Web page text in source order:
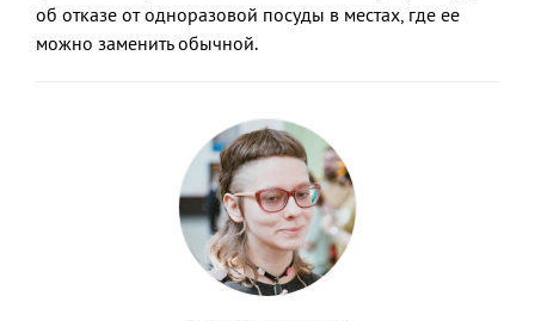
об отказе от одноразовой посуды в местах, где ее
можно заменить обычной.